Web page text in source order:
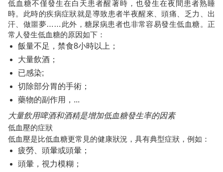
低血糖不僅發生在白天患者醒著時，也發生在夜間患者熟睡
時。此時的疾病症狀就是導致患者半夜醒來、頭痛、乏力、出
汗、做噩夢……此外，糖尿病患者也非常容易發生低血糖。正
常人發生低血糖的原因如下：
飯量不足，禁食8小時以上；
大量飲酒；
已感染;
切除部分胃的手術；
藥物的副作用，...
大量飲用啤酒和酒精是增加低血糖發生率的因素
低血壓的症狀
低血壓是比低血糖更常見的健康狀況，具有典型症狀，例如：
疲勞、頭暈或頭暈；
頭暈，視力模糊；